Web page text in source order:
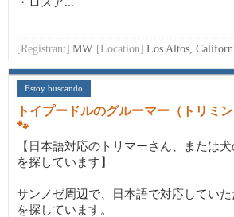
[Registrant] MW [Location] Los Altos,
Estoy buscando
トイプードルのグルーマー（トリミ
🐾
【日本語対応のトリマーさん、または
を探しています】
サンノゼ周辺で、日本語で対応してい
を探しています。